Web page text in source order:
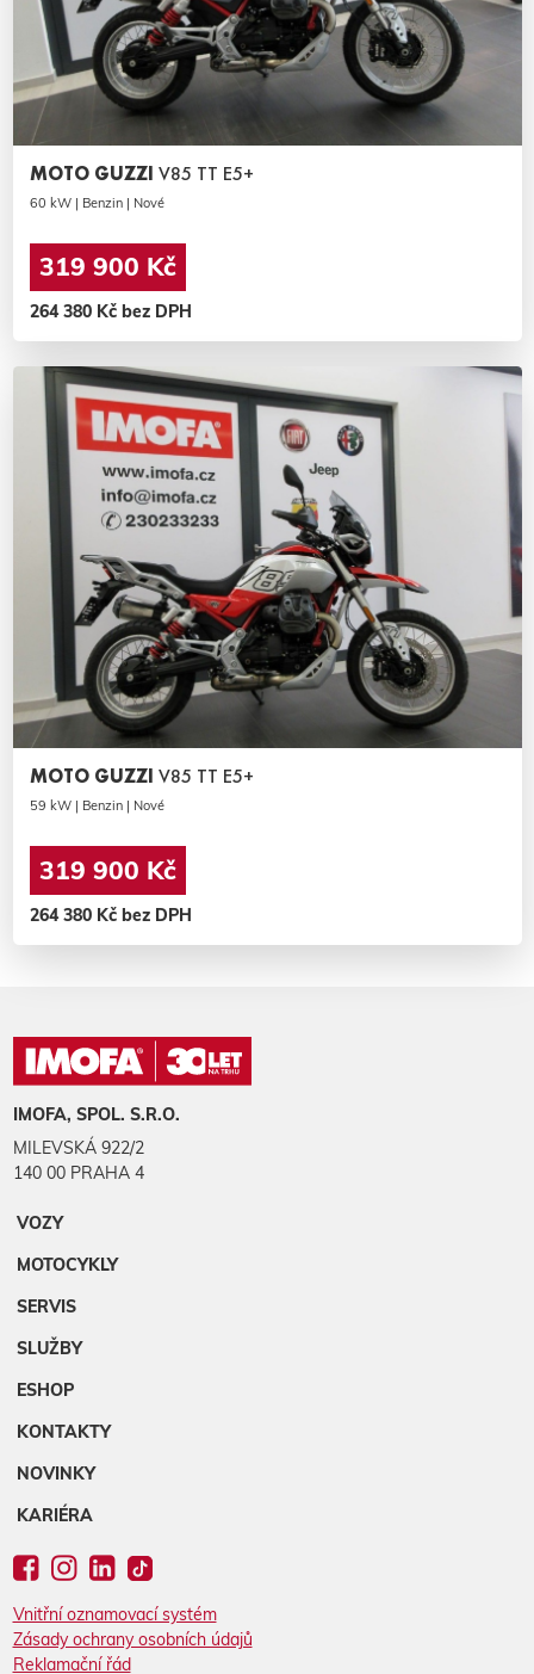
MOTO GUZZI V85 TT E5+
60 kW | Benzin | Nové
319 900 Kč
264 380 Kč bez DPH
MOTO GUZZI V85 TT E5+
59 kW | Benzin | Nové
319 900 Kč
264 380 Kč bez DPH
IMOFA, SPOL. S.R.O.
MILEVSKÁ 922/2
140 00 PRAHA 4
VOZY
MOTOCYKLY
SERVIS
SLUŽBY
ESHOP
KONTAKTY
NOVINKY
KARIÉRA
Vnitřní oznamovací systém
Zásady ochrany osobních údajů
Reklamační řád